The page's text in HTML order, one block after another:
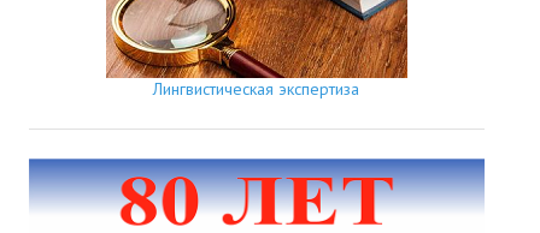
Лингвистическая экспертиза